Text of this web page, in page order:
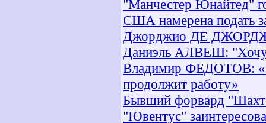
"Манчестер Юнайтед"
США намерена подать
Джорджио ДЕ
Даниэль АЛВЕШ: "Хочу
Владимир ФЕДОТОВ:
продолжит работу»
Бывший форвард
"Ювентус"